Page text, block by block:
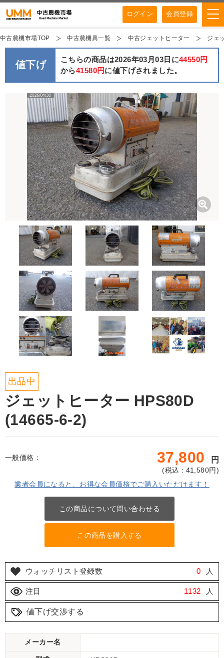
ログイン 会員登録
中古農機市場TOP 中古農機具一覧 中古ジェットヒーター ジェ
値下げ こちらの商品は2026年03月03日に44550円
から41580円に値下げされました。
出品中
ジェットヒーター HPS80D
(14665-6-2)
一般価格： 37,800 円
(税込 : 41,580円)
業者会員になると、お得な会員価格でご購入いただけます！
この商品について問い合わせる
この商品を購入する
ウォッチリスト登録数 0 人
注目 1132 人
値下げ交渉する
メーカー名